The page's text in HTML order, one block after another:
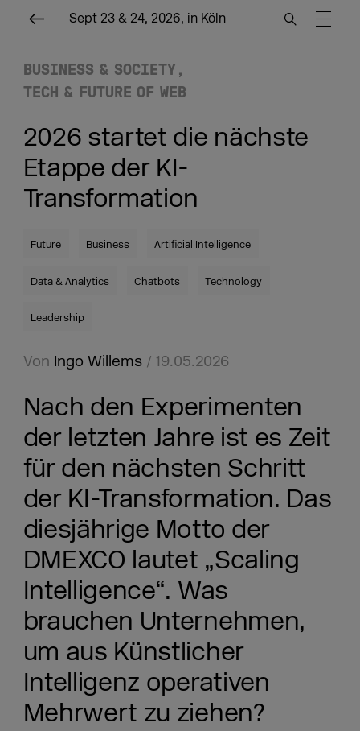
Sept 23 & 24, 2026, in Köln
BUSINESS & SOCIETY
TECH & FUTURE OF WEB
2026 startet die nächste
Etappe der KI-
Transformation
Future Business Artificial Intelligence
Data & Analytics Chatbots Technology
Leadership
Von Ingo Willems/ 19.05.2026
Nach den Experimenten
der letzten Jahre ist es Zeit
für den nächsten Schritt
der KI-Transformation. Das
diesjährige Motto der
DMEXCO lautet „Scaling
Intelligence“. Was
brauchen Unternehmen,
um aus Künstlicher
Intelligenz operativen
Mehrwert zu ziehen?